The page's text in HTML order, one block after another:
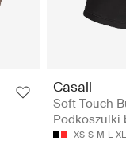
Casall
Soft Touch
Podkoszulki
XS S M L XL